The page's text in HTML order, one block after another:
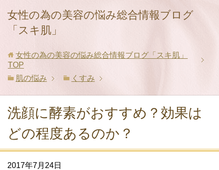
女性の為の美容の悩み総合情報ブログ
「スキ肌」
女性の為の美容の悩み総合情報ブログ「スキ肌」
TOP
肌の悩み
くすみ
洗顔に酵素がおすすめ？効果は
どの程度あるのか？
2017年7月24日